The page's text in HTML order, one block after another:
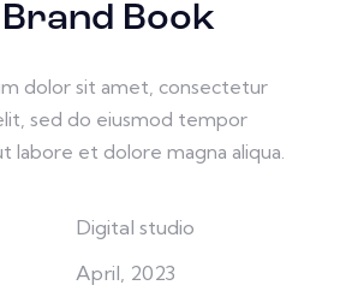
Brand Book
dolor sit amet, consectetur
sed do eiusmod tempor
labore et dolore magna aliqua.
Digital studio
April, 2023